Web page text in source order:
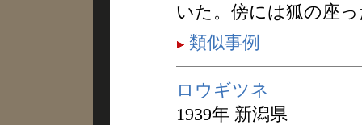
いた。傍には狐の座
類似事例
ロウギツネ
1939年 新潟県